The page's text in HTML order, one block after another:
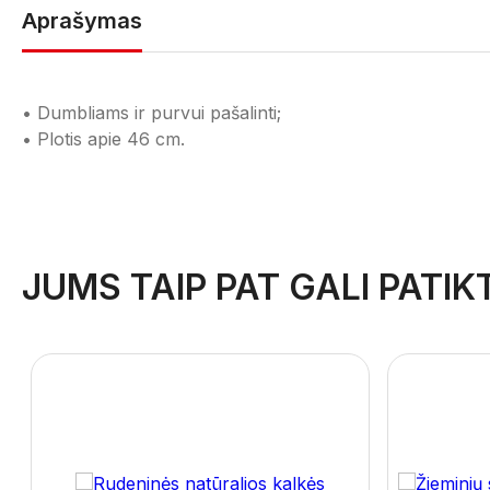
Aprašymas
• Dumbliams ir purvui pašalinti;
• Plotis apie 46 cm.
JUMS TAIP PAT GALI